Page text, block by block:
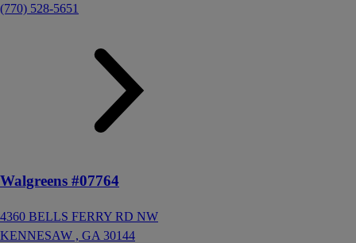
(770) 528-5651
Walgreens #07764
4360 BELLS FERRY RD NW
KENNESAW , GA 30144